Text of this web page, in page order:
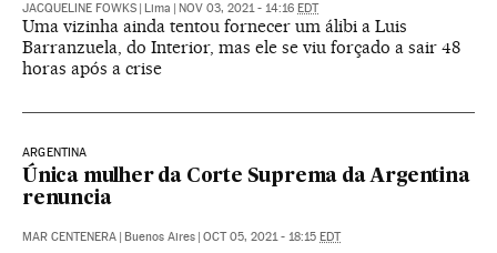
JACQUELINE FOWKS Lima NOV 03, 2021 - 14:16 EDT
Uma vizinha ainda tentou fornecer um álibi a Luis
Barranzuela, do Interior, mas ele se viu forçado a sair 48
horas após a crise
ARGENTINA
Única mulher da Corte Suprema da Argentina
renuncia
MAR CENTENERA Buenos Aires OCT 05, 2021 - 18:15 EDT